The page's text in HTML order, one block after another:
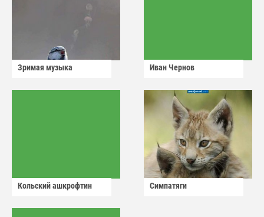
Зримая музыка Иван Чернов
Кольский ашкрофтин Симпатяги